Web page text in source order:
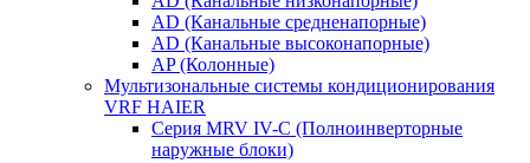
AD (Канальные средненапорные)
AD (Канальные высоконапорные)
AP (Колонные)
Мультизональные системы кондиционирования
VRF HAIER
Серия MRV IV-C (Полноинверторные
наружные блоки)